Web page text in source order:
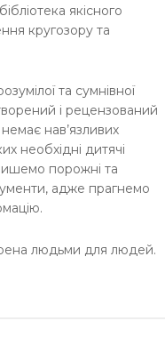
якісного
кругозору та
та сумнівної
і рецензований
нав’язливих
необхідні дитячі
порожні та
адже прагнемо
людьми для людей.